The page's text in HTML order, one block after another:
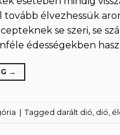
élvezhessük
se szeri, se
édességekben
→
| Tagged darált dió dió